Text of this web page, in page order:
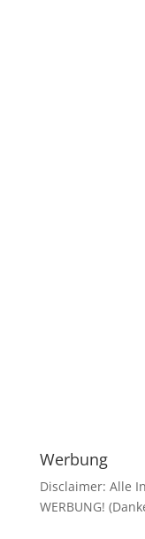
Werbung
Disclaimer: Alle
WERBUNG!